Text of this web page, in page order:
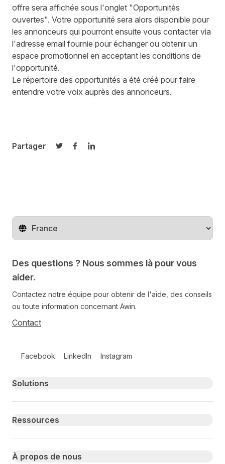
offre sera affichée sous l'onglet "Opportunités
ouvertes". Votre opportunité sera alors disponible pour
les annonceurs qui pourront ensuite vous contacter via
l'adresse email fournie pour échanger ou obtenir un
espace promotionnel en acceptant les conditions de
l'opportunité.
Le répertoire des opportunités a été créé pour faire
entendre votre voix auprès des annonceurs.
Partager
Partager sur Twitter
Partager sur Facebook
Partager sur LinkedIn
Changer de pays
Des questions ? Nous sommes là pour vous
aider.
Contactez notre équipe pour obtenir de l'aide, des conseils
ou toute information concernant Awin.
Contact
Facebook LinkedIn Instagram
Primary footer navigation
Solutions
Ressources
À propos de nous